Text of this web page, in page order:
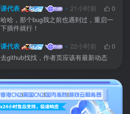
课代表 21小时前
0
哈哈，那个bug我之前也遇到过，重启一
下插件就行！
课代表 22小时前
0
去github找找，作者页应该有最新动态